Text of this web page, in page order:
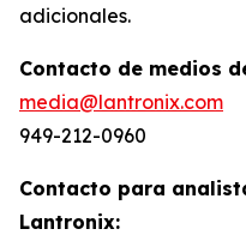
adicionales.
Contacto de medios
media@lantronix.com
949-212-0960
Contacto para
Lantronix: